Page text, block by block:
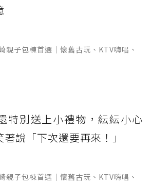
親子包棟首選｜懷舊古玩、KTV嗨唱、
特別送上小禮物，紜紜小心
說「下次還要再來！」
親子包棟首選｜懷舊古玩、KTV嗨唱、